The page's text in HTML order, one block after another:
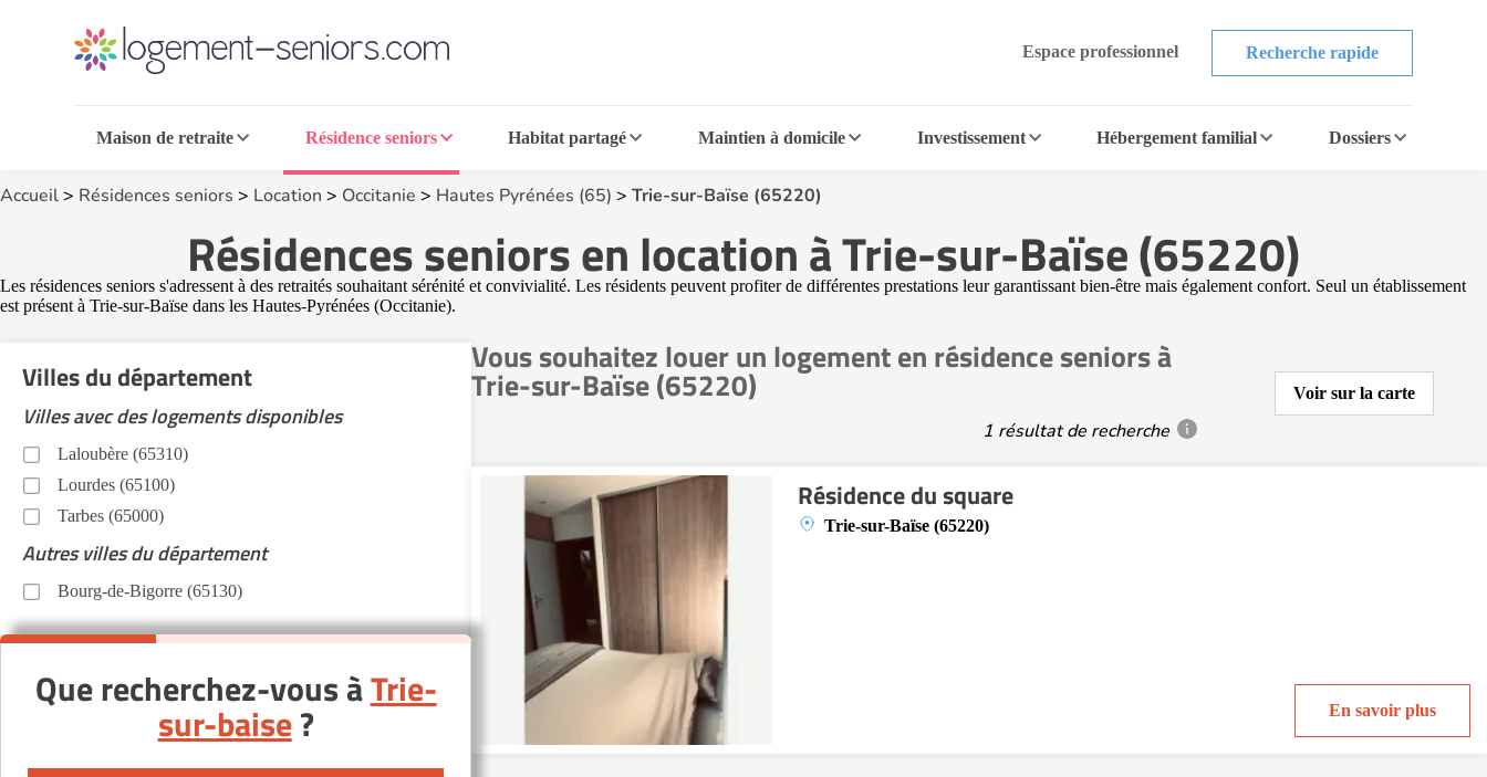
Espace professionnel Recherche rapide
Maison de retraite Résidence seniors Habitat partagé Maintien à domicile Investissement Hébergement familial Dossiers
Accueil> Résidences seniors > Location > Occitanie > Hautes Pyrénées (65) > Trie-sur-Baïse (65220)
Résidences seniors en location à Trie-sur-Baïse (65220)
Les résidences seniors s'adressent à des retraités souhaitant sérénité et convivialité. Les résidents peuvent profiter de différentes prestations leur garantissant bien-être mais également confort. Seul un établissement
est présent à Trie-sur-Baïse dans les Hautes-Pyrénées (Occitanie).
Vous souhaitez louer un logement en résidence seniors à
Trie-sur-Baïse (65220)
1 résultat de recherche
Voir sur la carte
Résidence du square
Trie-sur-Baïse (65220)
En savoir plus
Villes du département
Villes avec des logements disponibles
Laloubère (65310)
Lourdes (65100)
Tarbes (65000)
Autres villes du département
Bourg-de-Bigorre (65130)
Que recherchez-vous àTrie-
sur-baise?